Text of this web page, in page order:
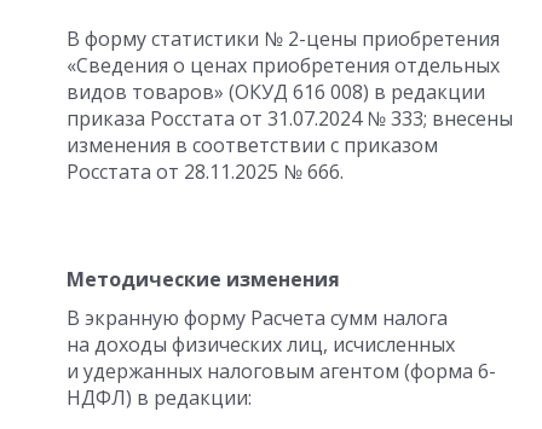
В форму статистики № 2-цены приобретения
«Сведения о ценах приобретения отдельных
видов товаров» (ОКУД 616 008) в редакции
приказа Росстата от 31.07.2024№ 333; внесены
изменения в соответствии с приказом
Росстата от 28.11.2025 № 666.
Методические изменения
В экранную форму Расчета сумм налога
на доходы физических лиц, исчисленных
и удержанных налоговым агентом (форма 6-
НДФЛ) в редакции: